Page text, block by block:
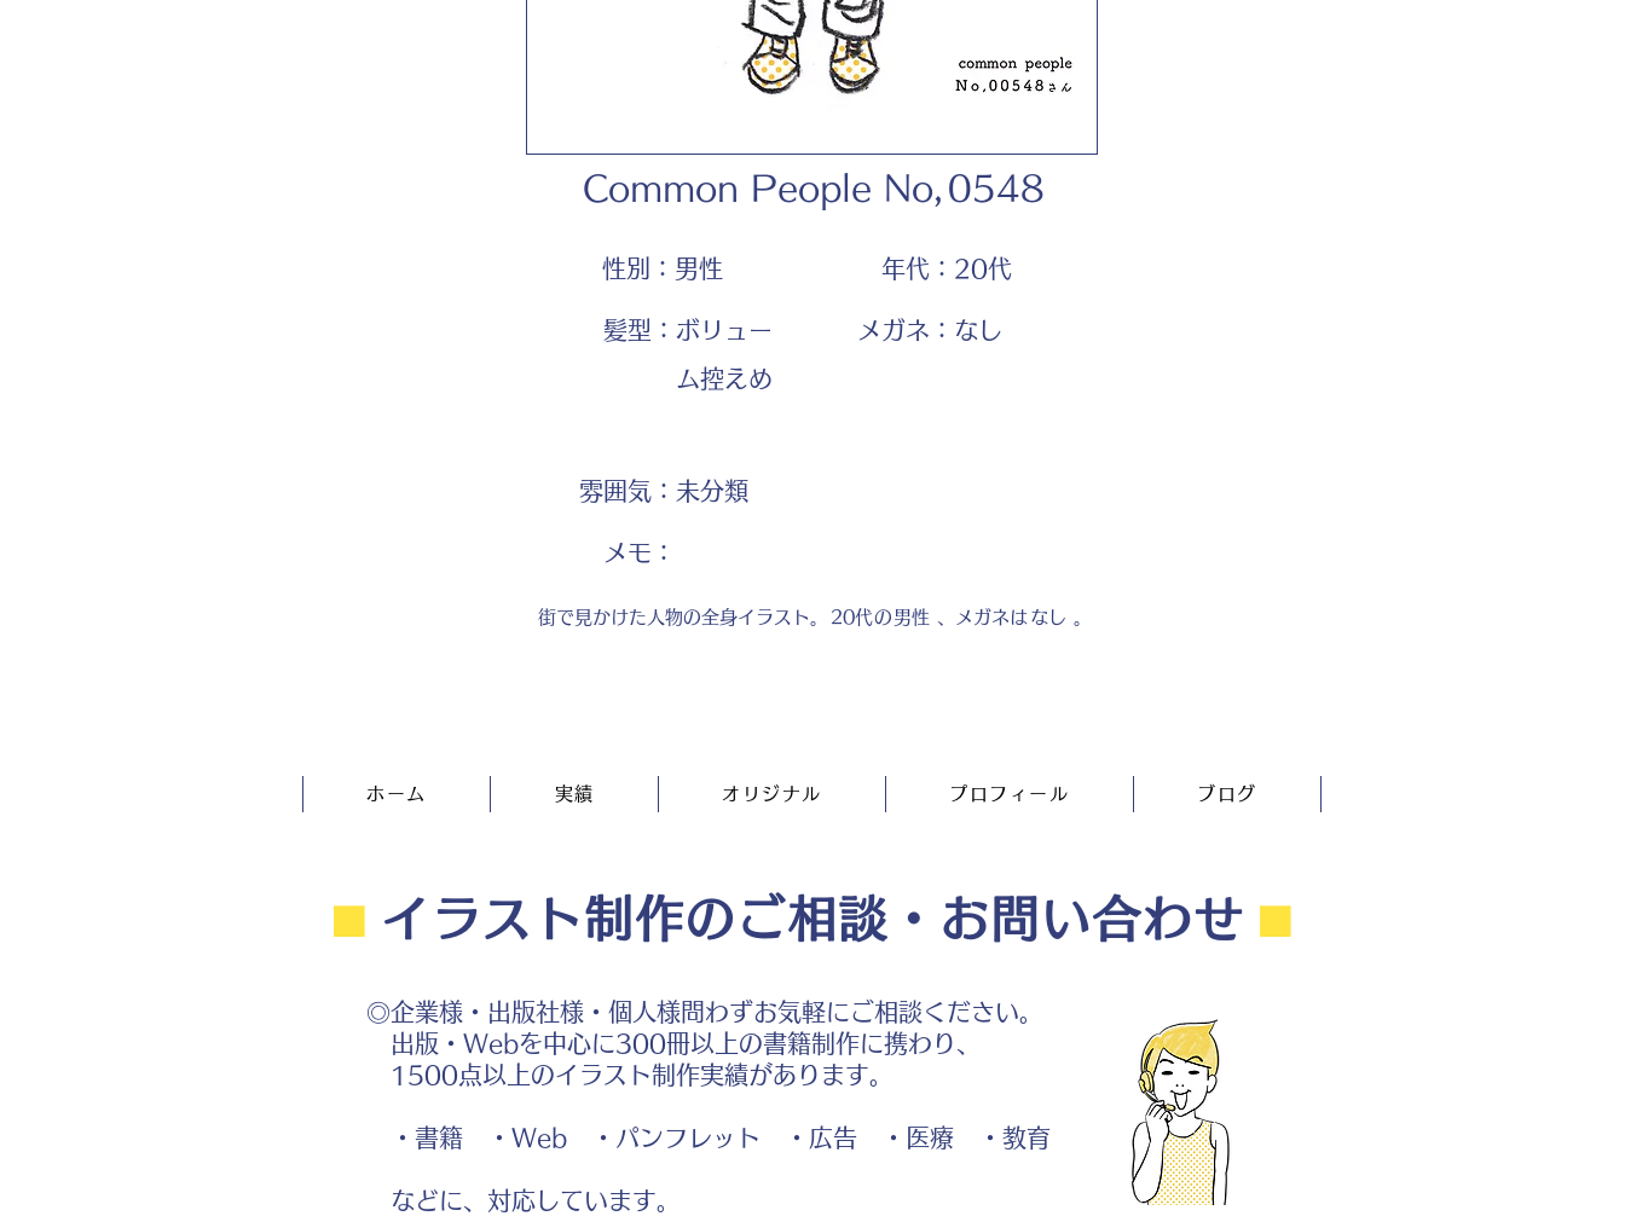
Common People No, 0548
性別： 男性
髪型： ボリュー
ム控えめ
年代： 20代
メガネ： なし
雰囲気： 未分類
​メモ：
街で見かけた人物の全身イラスト。 20代の 男性 、メガネは なし 。
ホーム 実績 オリジナル プロフィール ブログ
⬛︎ イラスト制作のご相談・お問い合わせ ⬛︎
◎企業様・出版社様・個人様問わずお気軽にご相談ください。
出版・Webを中心に300冊以上の書籍制作に携わり、
1500点以上のイラスト制作実績があります。
・書籍 ・Web ・パンフレット ・広告 ・医療 ・教育
などに、対応しています。